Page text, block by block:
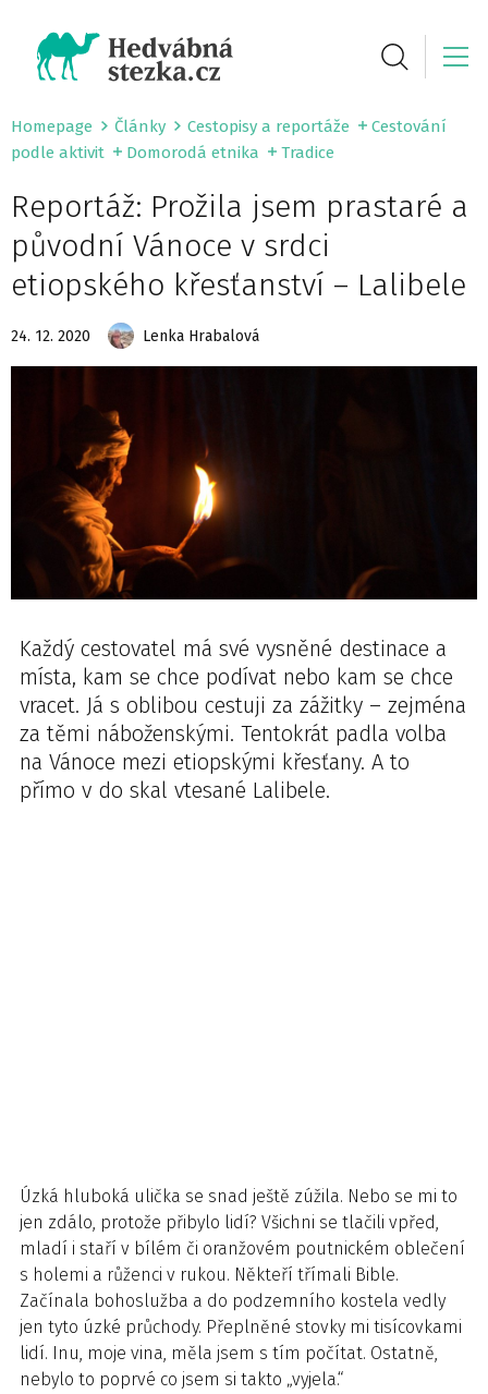
Homepage Články Cestopisy a reportáže
Cestování
podle aktivit
Domorodá etnika Tradice
Reportáž: Prožila jsem prastaré a
původní Vánoce v srdci
etiopského křesťanství – Lalibele
24. 12. 2020 Lenka Hrabalová
Každý cestovatel má své vysněné destinace a
místa, kam se chce podívat nebo kam se chce
vracet. Já s oblibou cestuji za zážitky – zejména
za těmi náboženskými. Tentokrát padla volba
na Vánoce mezi etiopskými křesťany. A to
přímo v do skal vtesané Lalibele.
Úzká hluboká ulička se snad ještě zúžila. Nebo se mi to
jen zdálo, protože přibylo lidí? Všichni se tlačili vpřed,
mladí i staří v bílém či oranžovém poutnickém oblečení
s holemi a růženci v rukou. Někteří třímali Bible.
Začínala bohoslužba a do podzemního kostela vedly
jen tyto úzké průchody. Přeplněné stovky mi tisícovkami
lidí. Inu, moje vina, měla jsem s tím počítat. Ostatně,
nebylo to poprvé co jsem si takto „vyjela.“